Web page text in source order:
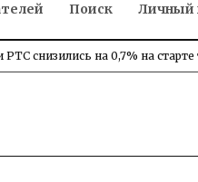
Поиск Личный
снизились на 0,7% на старте